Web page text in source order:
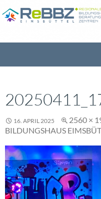
Inhalt
16. APRIL 2025 2560 ×
BILDUNGSHAUS